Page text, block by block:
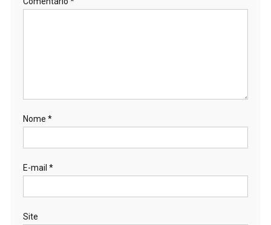
Nome *
E-mail *
Site